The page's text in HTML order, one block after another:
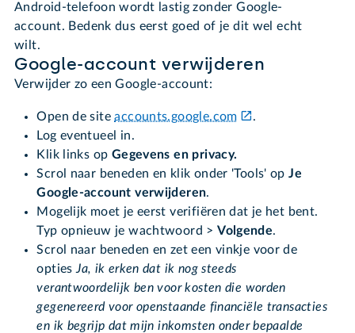
Android-telefoon wordt lastig zonder Google-
account. Bedenk dus eerst goed of je dit wel echt
wilt.
Google-account verwijderen
Verwijder zo een Google-account:
Open de siteaccounts.google.com
.
Log eventueel in.
Klik links op Gegevens en privacy.
Scrol naar beneden en klik onder 'Tools' opJe
Google-account verwijderen.
Mogelijk moet je eerst verifiëren dat je het bent.
Typ opnieuw je wachtwoord >Volgende.
Scrol naar beneden en zet een vinkje voor de
optiesJa, ik erken dat ik nog steeds
verantwoordelijk ben voor kosten die worden
gegenereerd voor openstaande financiële transacties
en ik begrijp dat mijn inkomsten onder bepaalde